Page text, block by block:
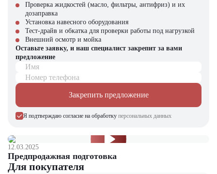
Проверка жидкостей (масло, фильтры, антифриз) и их
дозаправка
Установка навесного оборудования
Тест-драйв и обкатка для проверки работы под нагрузкой
Внешний осмотр и мойка
Оставьте заявку, и наш специалист закрепит за вами
предложение
Имя
Номер телефона
Закрепить предложение
Я подтверждаю согласие на обработку персональных данных
12.03.2025
Предпродажная подготовка
Для покупателя